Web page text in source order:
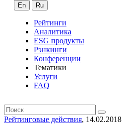
En Ru
Рейтинги
Аналитика
ESG продукты
Рэнкинги
Конференции
Тематики
Услуги
FAQ
Рейтинговые действия, 14.02.2018